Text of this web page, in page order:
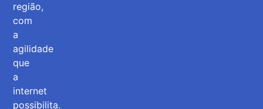
região,
com
a
agilidade
que
a
internet
possibilita.